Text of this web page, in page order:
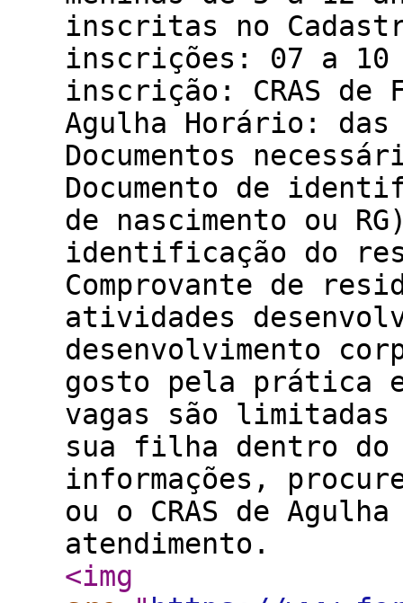
inscritas no
inscrições: 07 a 10
inscrição: CRAS de
Agulha Horário: das
Documentos
Documento de
de nascimento ou
identificação do
Comprovante de
atividades
desenvolvimento
gosto pela prática
vagas são
sua filha dentro do
informações,
ou o CRAS de
atendimento.
<img